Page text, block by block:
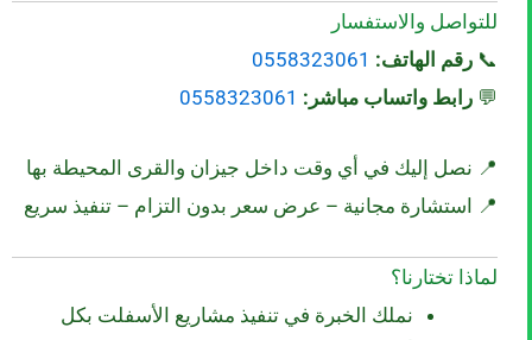
للتواصل والاستفسار
📞 رقم الهاتف: 0558323061
💬 رابط واتساب مباشر: 0558323061
📍 نصل إليك في أي وقت داخل جيزان والقرى المحيطة بها
📍 استشارة مجانية – عرض سعر بدون التزام – تنفيذ سريع
لماذا تختارنا؟
نملك الخبرة في تنفيذ مشاريع الأسفلت بكل